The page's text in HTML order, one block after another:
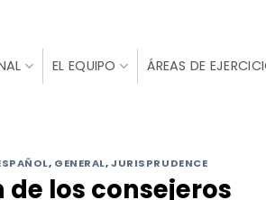
EL EQUIPO ÁREAS DE
, GENERAL,JURISPRUDENCE
los consejeros